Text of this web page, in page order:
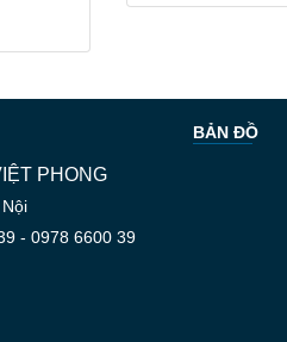
PHONG
- 0978 6600 39
BẢN ĐỒ